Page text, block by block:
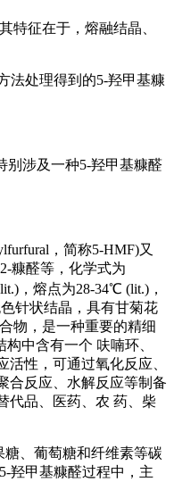
特征在于，熔融结晶、
法处理得到的5‑羟甲基糠
别涉及一种5‑羟甲基糠醛
，简称5‑HMF)又
糠醛等，化学式为
，熔点为28‑34℃ (lit.)，
针状结晶，具有甘菊花
物，是一种重要的精细
中含有一个 呋喃环、
性，可通过氧化反应、
合反应、水解反应等制备
代品、医药、农 药、柴
糖、葡萄糖和纤维素等碳
羟甲基糠醛过程中，主